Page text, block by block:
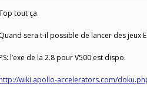
tout ça.
Quand sera t-il possible de lancer des jeux
l’exe de la 2.8 pour V500 est dispo.
http://wiki.apollo-accelerators.com/